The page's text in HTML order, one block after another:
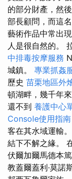
的部分財產，然
部長顧問，而這
藝術作品中常出
人是很自然的。
中排毒按摩服務
城鎮。 專業抓姦
歷史 苗栗地區外
頓湖畔，幾千年
還不到 養護中心
Console使用指南
客在其水域運輸
結下不解之緣。
伏爾加爾馬德本
教蓋爾蓋利·莫諾